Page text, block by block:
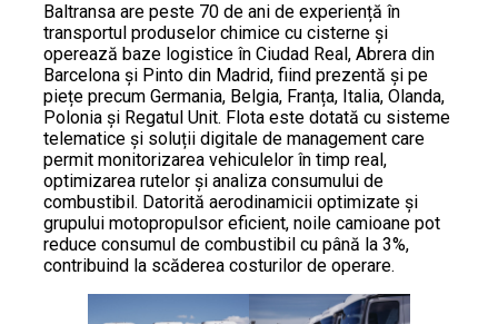
Baltransa are peste 70 de ani de experiență în
transportul produselor chimice cu cisterne și
operează baze logistice în Ciudad Real, Abrera din
Barcelona și Pinto din Madrid, fiind prezentă și pe
piețe precum Germania, Belgia, Franța, Italia, Olanda,
Polonia și Regatul Unit. Flota este dotată cu sisteme
telematice și soluții digitale de management care
permit monitorizarea vehiculelor în timp real,
optimizarea rutelor și analiza consumului de
combustibil. Datorită aerodinamicii optimizate și
grupului motopropulsor eficient, noile camioane pot
reduce consumul de combustibil cu până la 3%,
contribuind la scăderea costurilor de operare.